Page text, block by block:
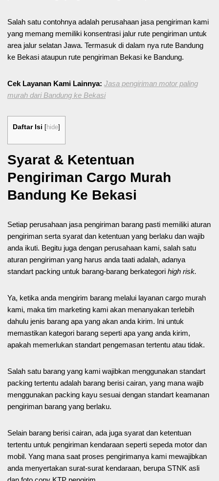
Salah satu contohnya adalah perusahaan jasa pengiriman kami
yang memang memiliki konsentrasi jalur rute pengiriman untuk
area jalur selatan Jawa. Termasuk di dalam nya rute Bandung
ke Bekasi ataupun rute pengiriman Bekasi ke Bandung.
Cek Layanan Kami Lainnya: Jasa pengiriman motor paling
murah dari Bandung ke Bekasi
Daftar Isi [hide]
Syarat & Ketentuan
Pengiriman Cargo Murah
Bandung Ke Bekasi
Setiap perusahaan jasa pengiriman barang pasti memiliki aturan
pengiriman serta syarat dan ketentuan yang berlaku dan wajib
anda ikuti. Begitu juga dengan perusahaan kami, salah satu
aturan pengiriman yang harus anda taati adalah, adanya
standart packing untuk barang-barang berkategori high risk.
Ya, ketika anda mengirim barang melalui layanan cargo murah
kami, maka tim marketing kami akan menanyakan terlebih
dahulu jenis barang apa yang akan anda kirim. Ini untuk
memastikan kategori barang seperti apa yang anda kirim,
apakah memerlukan standart pengemasan tertentu atau tidak.
Salah satu barang yang kami wajibkan menggunakan standart
packing tertentu adalah barang berisi cairan, yang mana wajib
menggunakan packing kayu sesuai dengan standart keamanan
pengiriman barang yang berlaku.
Selain barang berisi cairan, ada juga syarat dan ketentuan
tertentu untuk pengiriman kendaraan seperti sepeda motor dan
mobil. Yang mana saat proses pengirimanya kami mewajibkan
anda menyertakan surat-surat kendaraan, berupa STNK asli